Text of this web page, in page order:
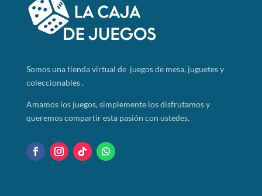
Somosuna tienda virtual de juegos de mesa, juguetes y
coleccionables .
Amamos los juegos, simplemente los disfrutamos y
queremos compartir esta pasión con ustedes.